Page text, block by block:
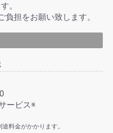
。
担をお願い致します。
ービス※
料金がかかります。